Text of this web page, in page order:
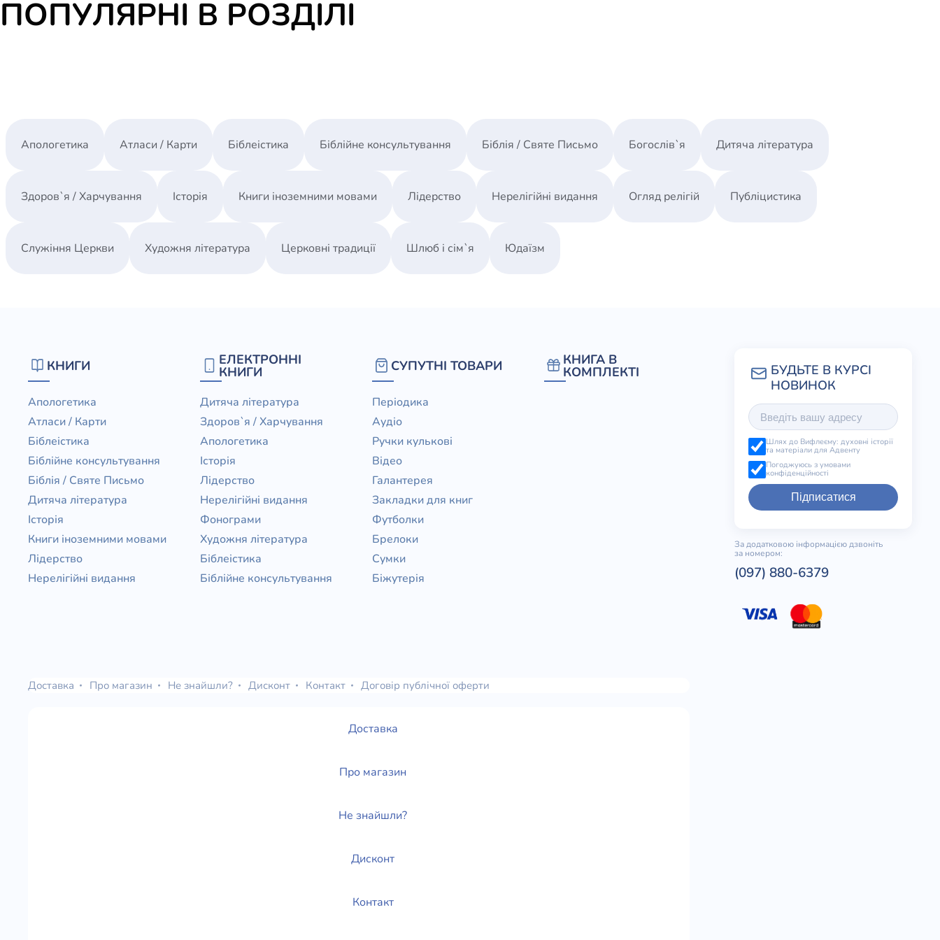
ПОПУЛЯРНІ В РОЗДІЛІ
Апологетика Атласи / Карти Біблеістика Біблійне консультування Біблія / Святе Письмо Богослів`я Дитяча література
Здоров`я / Харчування Історія Книги іноземними мовами Лідерство Нерелігійні видання Огляд релігій Публіцистика
Служіння Церкви Художня література Церковні традиції Шлюб і сім`я Юдаїзм
КНИГИ
Апологетика
Атласи / Карти
Біблеістика
Біблійне консультування
Біблія / Святе Письмо
Дитяча література
Історія
Книги іноземними мовами
Лідерство
Нерелігійні видання
ЕЛЕКТРОННІ
КНИГИ
Дитяча література
Здоров`я / Харчування
Апологетика
Історія
Лідерство
Нерелігійні видання
Фонограми
Художня література
Біблеістика
Біблійне консультування
СУПУТНІ ТОВАРИ
Періодика
Аудіо
Ручки кулькові
Відео
Галантерея
Закладки для книг
Футболки
Брелоки
Сумки
Біжутерія
КНИГА В
КОМПЛЕКТІ
Шлях до Вифлеєму: духовні історії
та матеріали для Адвенту
Погоджуюсь з умовами
конфіденційності
Підписатися
За додатковою інформацією дзвоніть
за номером:
(097) 880-6379
Доставка Про магазин Не знайшли? Дисконт Контакт Договір публічної оферти
Доставка
Про магазин
Не знайшли?
Дисконт
Контакт